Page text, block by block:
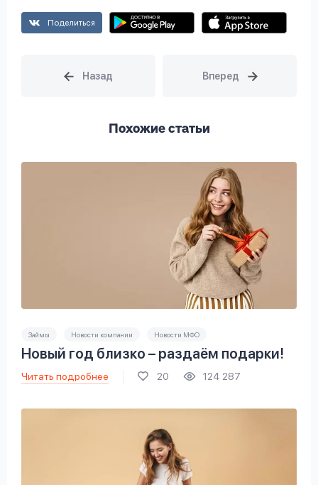
Поделиться
Похожие статьи
Займы Новости компании Новости МФО
Новый год близко – раздаём подарки!
Читать подробнее 20 124 287